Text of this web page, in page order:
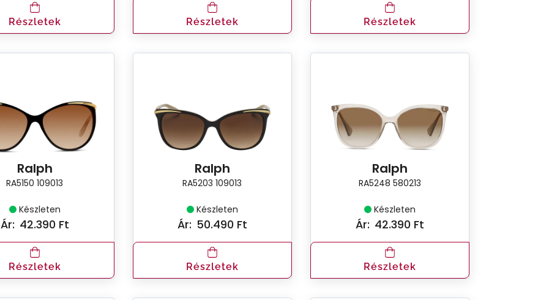
Részletek Részletek Részletek
Ralph
RA5150 109013
Készleten
Ár: 42.390 Ft
Részletek
Ralph
RA5203 109013
Készleten
Ár: 50.490 Ft
Részletek
Ralph
RA5248 580213
Készleten
Ár: 42.390 Ft
Részletek